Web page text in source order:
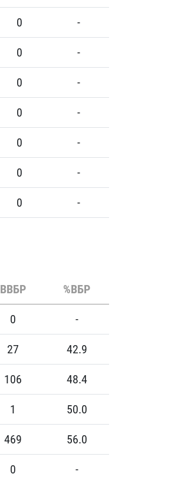
0 -
0 -
0 -
0 -
0 -
0 -
0 -
ВВБР %ВБР
0 -
27 42.9
106 48.4
1 50.0
469 56.0
0 -